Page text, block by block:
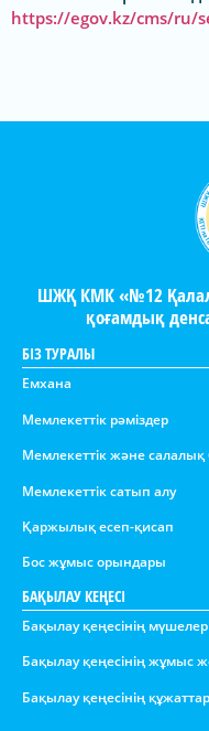
https://egov.kz/cms/ru/
ШЖҚ КМК «№12
қоғамдық
БІЗ ТУРАЛЫ
Емхана
Мемлекеттік рәміздер
Мемлекеттік және салалық
Мемлекеттік сатып алу
Қаржылық есеп-қисап
Бос жұмыс орындары
БАҚЫЛАУ КЕҢЕСІ
Бақылау қеңесінің
Бақылау қеңесінің жұмыс
Бақылау қеңесінің